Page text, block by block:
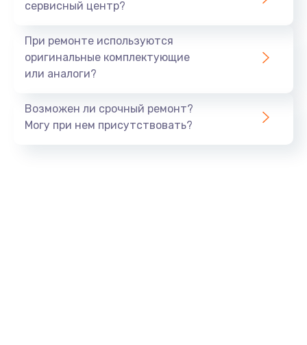
сервисный центр?
При ремонте используются
оригинальные комплектующие
или аналоги?
Возможен ли срочный ремонт?
Могу при нем присутствовать?